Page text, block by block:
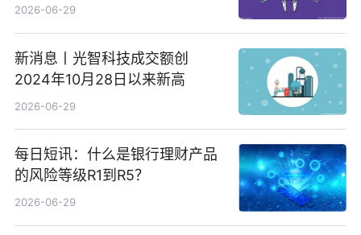
2026-06-29
新消息丨光智科技成交额创
2024年10月28日以来新高
2026-06-29
每日短讯：什么是银行理财产品
的风险等级R1到R5？
2026-06-29